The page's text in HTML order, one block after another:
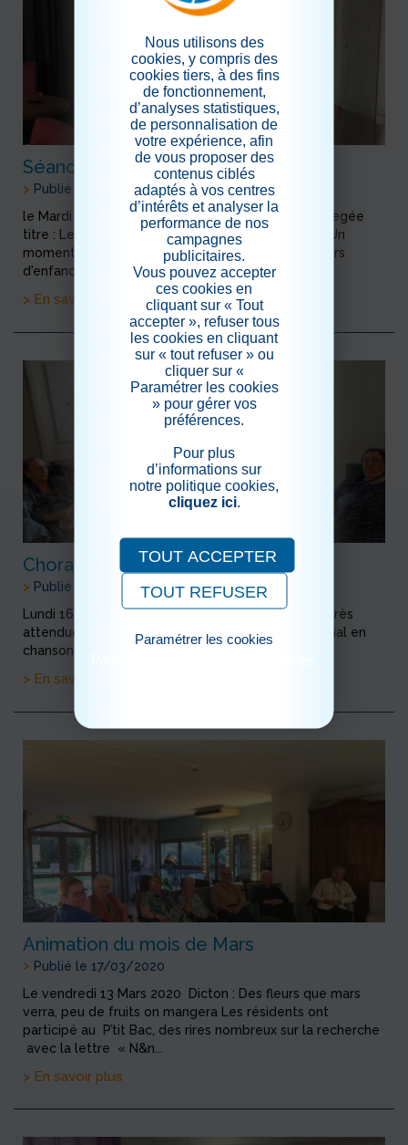
Séance film
> Publié le 17/03/2020
le Mardi 17 Mars Séance Cinéma pour l'unité protegée
titre : Le Chateau de ma mère de Marcel Pagnol Un
moment de détente qui nous procure des souvenirs
d'enfance
> En savoir plus
Chorale du Lundi
> Publié le 17/03/2020
Lundi 16 Mars 2020 Tous les lundis la Chorale est très
attendue par les résidents un moment très convivial en
chanson !!! avec Annick l'animatrice.
> En savoir plus
Animation du mois de Mars
> Publié le 17/03/2020
Le vendredi 13 Mars 2020 Dicton : Des fleurs que mars
verra, peu de fruits on mangera Les résidents ont
participé au P’tit Bac, des rires nombreux sur la recherche
avec la lettre « N&n...
> En savoir plus
Nous utilisons des
cookies, y compris des
cookies tiers, à des fins
de fonctionnement,
d’analyses statistiques,
de personnalisation de
votre expérience, afin
de vous proposer des
contenus ciblés
adaptés à vos centres
d’intérêts et analyser la
performance de nos
campagnes
publicitaires.
Vous pouvez accepter
ces cookies en
cliquant sur « Tout
accepter », refuser tous
les cookies en cliquant
sur « tout refuser » ou
cliquer sur «
Paramétrer les cookies
» pour gérer vos
préférences.
Pour plus
d’informations sur
notre politique cookies,
cliquez ici.
TOUT ACCEPTER
TOUT REFUSER
Paramétrer les cookies